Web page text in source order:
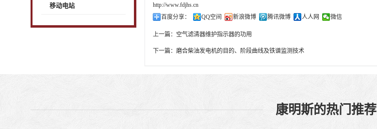
移动电站
http://www.fdjhs.cn
百度分享：
QQ空间 新浪微博 腾讯微博 人人网 微信
上一篇： 空气滤清器维护指示器的功用
下一篇：磨合柴油发电机的目的、阶段曲线及铁谱监测技术
康明斯的热门推荐